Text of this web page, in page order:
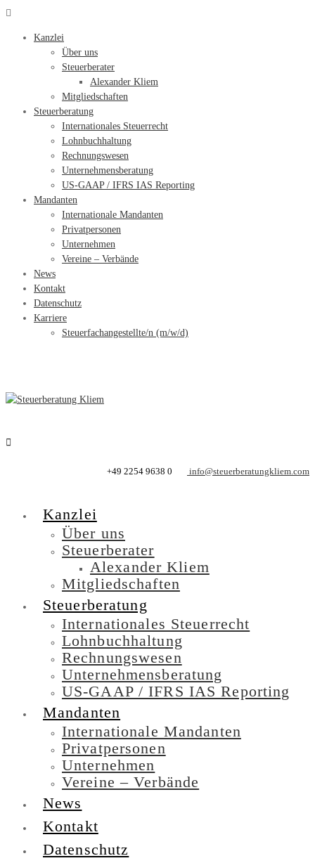
Kanzlei
Über uns
Steuerberater
Alexander Kliem
Mitgliedschaften
Steuerberatung
Internationales Steuerrecht
Lohnbuchhaltung
Rechnungswesen
Unternehmensberatung
US-GAAP / IFRS IAS Reporting
Mandanten
Internationale Mandanten
Privatpersonen
Unternehmen
Vereine – Verbände
News
Kontakt
Datenschutz
Karriere
Steuerfachangestellte/n (m/w/d)
+49 2254 9638 0 info@steuerberatungkliem.com
Kanzlei
Über uns
Steuerberater
Alexander Kliem
Mitgliedschaften
Steuerberatung
Internationales Steuerrecht
Lohnbuchhaltung
Rechnungswesen
Unternehmensberatung
US-GAAP / IFRS IAS Reporting
Mandanten
Internationale Mandanten
Privatpersonen
Unternehmen
Vereine – Verbände
News
Kontakt
Datenschutz